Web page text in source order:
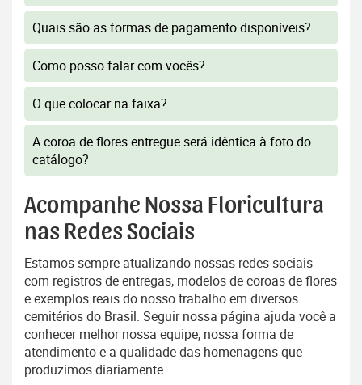
Quais são as formas de pagamento disponíveis?
Como posso falar com vocês?
O que colocar na faixa?
A coroa de flores entregue será idêntica à foto do
catálogo?
Acompanhe Nossa Floricultura
nas Redes Sociais
Estamos sempre atualizando nossas redes sociais
com registros de entregas, modelos de coroas de flores
e exemplos reais do nosso trabalho em diversos
cemitérios do Brasil. Seguir nossa página ajuda você a
conhecer melhor nossa equipe, nossa forma de
atendimento e a qualidade das homenagens que
produzimos diariamente.